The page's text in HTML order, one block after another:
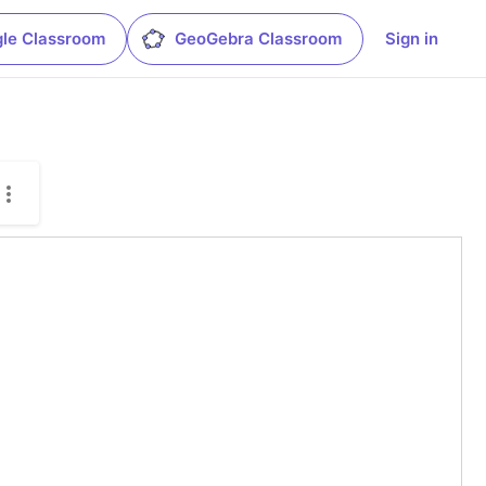
Classroom GeoGebra Classroom Sign in